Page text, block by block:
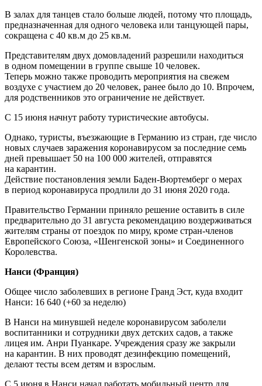
В залах для танцев стало больше людей, потому что площадь,
предназначенная для одного человека или танцующей пары,
сокращена с 40 кв.м до 25 кв.м.
Представителям двух домовладений разрешили находиться
в одном помещении в группе свыше 10 человек.
Теперь можно также проводить мероприятия на свежем
воздухе с участием до 20 человек, ранее было до 10. Впрочем,
для родственников это ограничение не действует.
С 15 июня начнут работу туристические автобусы.
Однако, туристы, въезжающие в Германию из стран, где число
новых случаев заражения коронавирусом за последние семь
дней превышает 50 на 100 000 жителей, отправятся
на карантин.
Действие постановления земли Баден-Вюртемберг о мерах
в период коронавируса продлили до 31 июня 2020 года.
Правительство Германии приняло решение оставить в силе
предварительно до 31 августа рекомендацию воздерживаться
жителям страны от поездок по миру, кроме стран-членов
Европейского Союза, «Шенгенской зоны» и Соединенного
Королевства.
Нанси (Франция)
Общее число заболевших в регионе Гранд Эст, куда входит
Нанси: 16 640 (+60 за неделю)
В Нанси на минувшей неделе коронавирусом заболели
воспитанники и сотрудники двух детских садов, а также
лицея им. Анри Пуанкаре. Учреждения сразу же закрыли
на карантин. В них проводят дезинфекцию помещений,
делают тесты всем детям и взрослым.
С 5 июня в Нанси начал работать мобильный центр для